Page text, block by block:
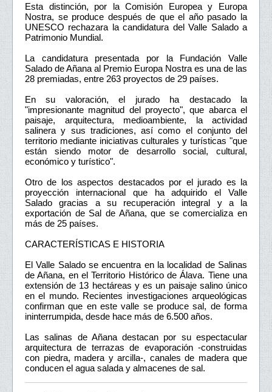
Esta distinción, por la Comisión Europea y Europa
Nostra, se produce después de que el año pasado la
UNESCO rechazara la candidatura del Valle Salado a
Patrimonio Mundial.
La candidatura presentada por la Fundación Valle
Salado de Añana al Premio Europa Nostra es una de las
28 premiadas, entre 263 proyectos de 29 países.
En su valoración, el jurado ha destacado la
"impresionante magnitud del proyecto", que abarca el
paisaje, arquitectura, medioambiente, la actividad
salinera y sus tradiciones, así como el conjunto del
territorio mediante iniciativas culturales y turísticas "que
están siendo motor de desarrollo social, cultural,
económico y turístico".
Otro de los aspectos destacados por el jurado es la
proyección internacional que ha adquirido el Valle
Salado gracias a su recuperación integral y a la
exportación de Sal de Añana, que se comercializa en
más de 25 países.
CARACTERÍSTICAS E HISTORIA
El Valle Salado se encuentra en la localidad de Salinas
de Añana, en el Territorio Histórico de Álava. Tiene una
extensión de 13 hectáreas y es un paisaje salino único
en el mundo. Recientes investigaciones arqueológicas
confirman que en este valle se produce sal, de forma
ininterrumpida, desde hace más de 6.500 años.
Las salinas de Añana destacan por su espectacular
arquitectura de terrazas de evaporación -construidas
con piedra, madera y arcilla-, canales de madera que
conducen el agua salada y almacenes de sal.